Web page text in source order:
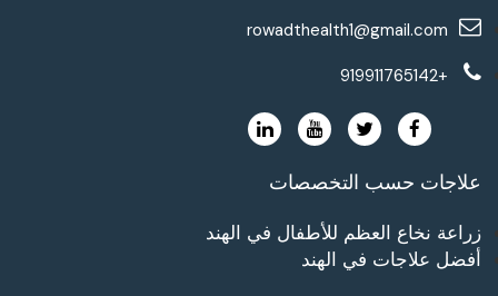
rowadthealth1@gmail.com
+919911765142
علاجات حسب التخصصات
زراعة نخاع العظم للأطفال في الهند
أفضل علاجات في الهند